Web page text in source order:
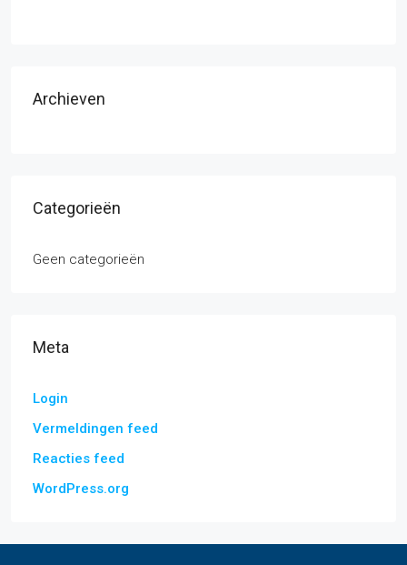
Archieven
Categorieën
Geen categorieën
Meta
Login
Vermeldingen feed
Reacties feed
WordPress.org